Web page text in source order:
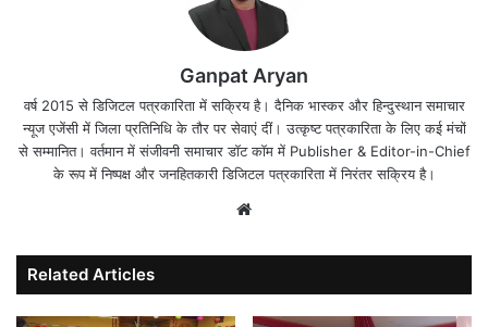
Ganpat Aryan
वर्ष 2015 से डिजिटल पत्रकारिता में सक्रिय है। दैनिक भास्कर और हिन्दुस्थान समाचार
न्यूज एजेंसी में जिला प्रतिनिधि के तौर पर सेवाएं दीं। उत्कृष्ट पत्रकारिता के लिए कई मंचों
से सम्मानित। वर्तमान में संजीवनी समाचार डॉट कॉम में Publisher & Editor-in-Chief
के रूप में निष्पक्ष और जनहितकारी डिजिटल पत्रकारिता में निरंतर सक्रिय है।
Related Articles